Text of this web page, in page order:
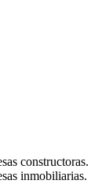
constructoras.
inmobiliarias.